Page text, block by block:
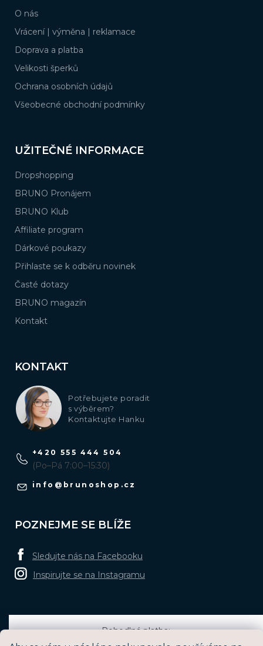
O nás
Vrácení | výměna | reklamace
Doprava a platba
Velikosti šperků
Ochrana osobních údajů
Všeobecné obchodní podmínky
UŽITEČNÉ INFORMACE
Dropshopping
BRUNO Pronájem
BRUNO Klub
Affiliate program
Dárkové poukazy
Přihlaste se k odběru novinek
Časté dotazy
BRUNO magazín
Kontakt
KONTAKT
Potřebujete poradit
s výběrem?
Kontaktujte Hanku
info @ brunoshop.cz
+420 555 444 504
(Po–Pá 7:00–15:30)
POZNEJME SE BLÍŽE
Sledujte nás na Facebooku
Inspirujte se na Instagramu
Pohodlná platba: